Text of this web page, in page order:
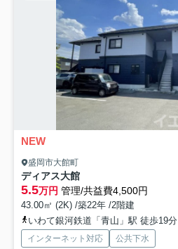
NEW
盛岡市大館町
ディアス大館
5.5万円 管理/共益費4,500円
43.00㎡ (2K) /築22年 /2階建
いわて銀河鉄道「青山」駅 徒歩19分
インターネット対応 公共下水